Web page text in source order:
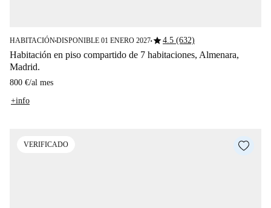
HABITACIÓN■DISPONIBLE 01 ENERO 2027■star4.5 (632)
Habitación en piso compartido de 7 habitaciones, Almenara,
Madrid.
800 €/al mes
+info
VERIFICADO